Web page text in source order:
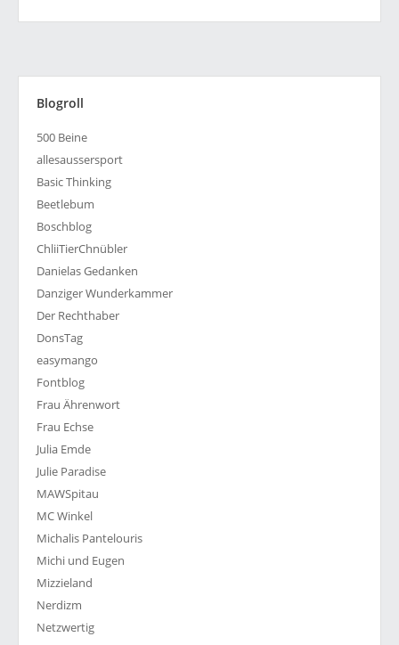
Blogroll
500 Beine
allesaussersport
Basic Thinking
Beetlebum
Boschblog
ChliiTierChnübler
Danielas Gedanken
Danziger Wunderkammer
Der Rechthaber
DonsTag
easymango
Fontblog
Frau Ährenwort
Frau Echse
Julia Emde
Julie Paradise
MAWSpitau
MC Winkel
Michalis Pantelouris
Michi und Eugen
Mizzieland
Nerdizm
Netzwertig